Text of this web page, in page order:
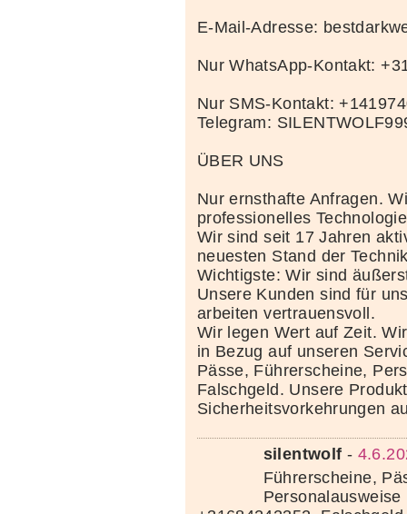
E-Mail-Adresse:
Nur WhatsApp-Kontakt:
Nur SMS-Kontakt:
Telegram:
ÜBER UNS
Nur ernsthafte Anfragen.
professionelles
Wir sind seit 17 Jahren
neuesten Stand der
Wichtigste: Wir sind
Unsere Kunden sind für
arbeiten vertrauensvoll.
Wir legen Wert auf Zeit.
in Bezug auf unseren
Pässe, Führerscheine,
Falschgeld. Unsere
Sicherheitsvorkehrungen
silentwolf -
Führerscheine,